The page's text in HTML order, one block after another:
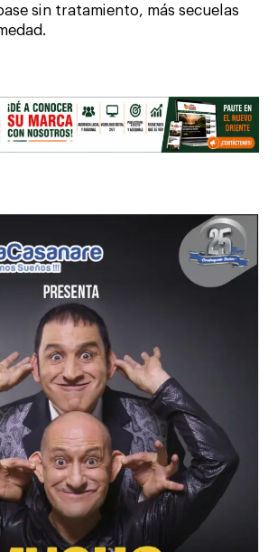
sin tratamiento, más secuelas